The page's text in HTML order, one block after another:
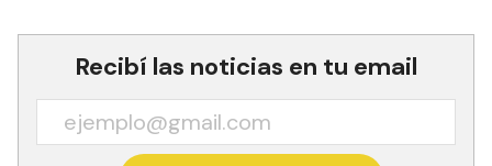
Recibí las noticias en tu email